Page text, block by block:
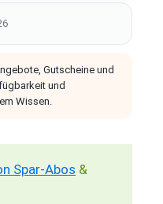
Gutscheine und
und
Wissen.
Spar-Abos &